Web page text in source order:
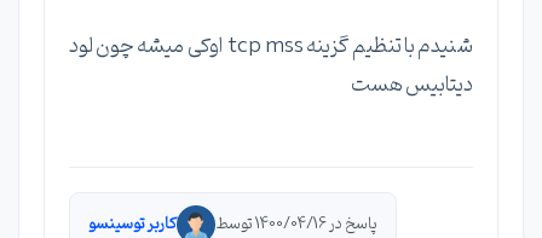
شنیدم با تنظیم گزینه tcp mss اوکی میشه چون لود
دیتابیس هست
پاسخ در 1400/04/16 توسط کاربر توسینسو